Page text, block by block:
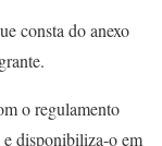
consta do anexo
o regulamento
disponibiliza-o em